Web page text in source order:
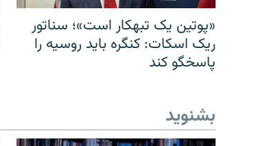
«پوتین یک تبهکار است»؛ سناتور
ریک اسکات: کنگره باید روسیه را
پاسخگو کند
بشنوید